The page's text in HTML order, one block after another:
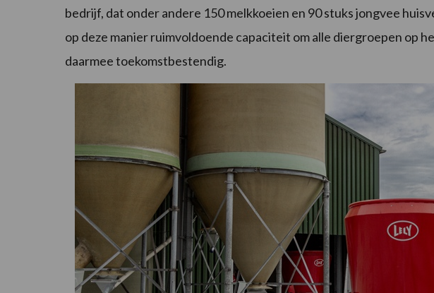
bedrijf, dat onder andere 150 melkkoeien en 90 stuks jongvee
op deze manier ruimvoldoende capaciteit om alle diergroepen op
daarmee toekomstbestendig.